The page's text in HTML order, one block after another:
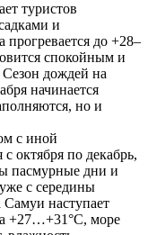
туристов
и
до +28–
спокойным и
дождей на
начинается
но и
с иной
октября по декабрь,
пасмурные дни и
с середины
Самуи наступает
+27…+31°C, море